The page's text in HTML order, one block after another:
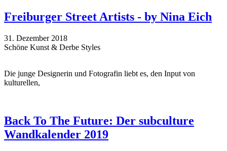
Freiburger Street Artists - by Nina Eich
31. Dezember 2018
Schöne Kunst & Derbe Styles
Die junge Designerin und Fotografin liebt es, den Input von
kulturellen,
Back To The Future: Der subculture
Wandkalender 2019